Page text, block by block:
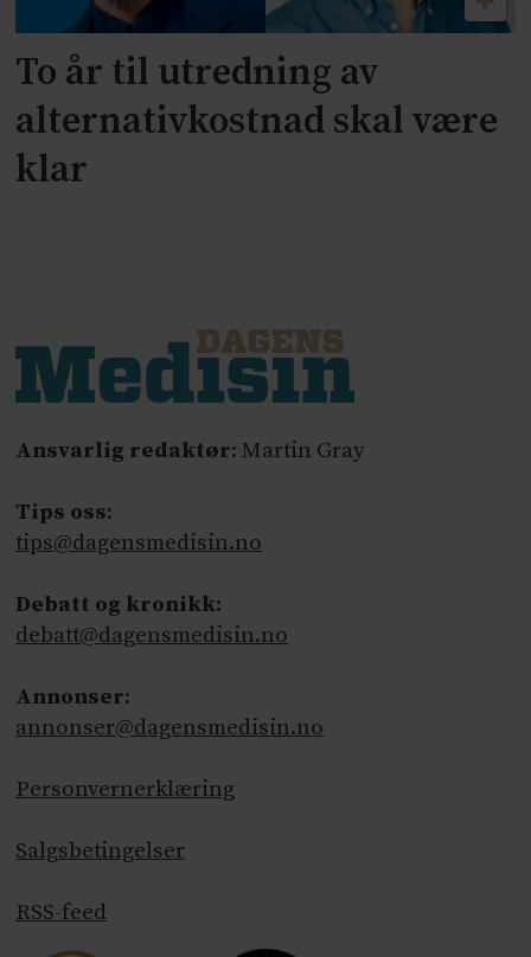
To år til utredning av
alternativkostnad skal være
klar
Ansvarlig redaktør: Martin Gray
Tips oss:
tips@dagensmedisin.no
Debatt og kronikk:
debatt@dagensmedisin.no
Annonser:
annonser@dagensmedisin.no
Personvernerklæring
Salgsbetingelser
RSS-feed